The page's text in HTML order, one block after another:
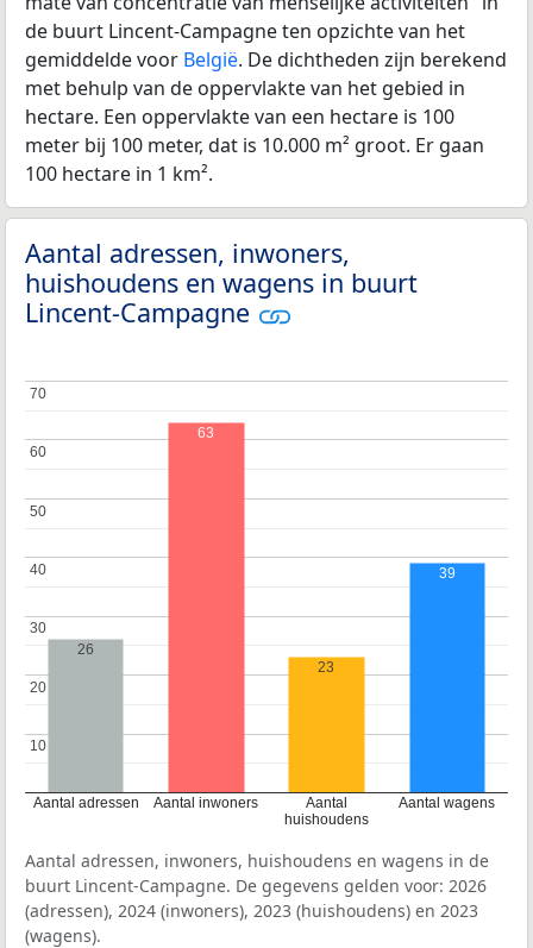
de buurt Lincent-Campagne ten opzichte van het
gemiddelde voor België. De dichtheden zijn berekend
met behulp van de oppervlakte van het gebied in
hectare. Een oppervlakte van een hectare is 100
meter bij 100 meter, dat is 10.000 m² groot. Er gaan
100 hectare in 1 km².
Aantal adressen, inwoners,
huishoudens en wagens in buurt
Lincent-Campagne
Aantal adressen Aantal inwoners
Aantal
huishoudens
Aantal wagens
10
10
20
20
30
30
40
40
50
50
60
60
70
70
26
63
23
39
Aantal adressen, inwoners, huishoudens en wagens in de
buurt Lincent-Campagne. De gegevens gelden voor: 2026
(adressen), 2024 (inwoners), 2023 (huishoudens) en 2023
(wagens).